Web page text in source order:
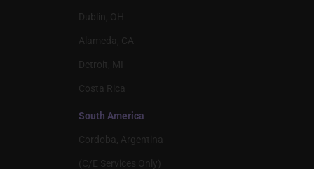
Dublin, OH
Alameda, CA
Detroit, MI
Costa Rica
South America
Cordoba, Argentina
(C/E Services Only)